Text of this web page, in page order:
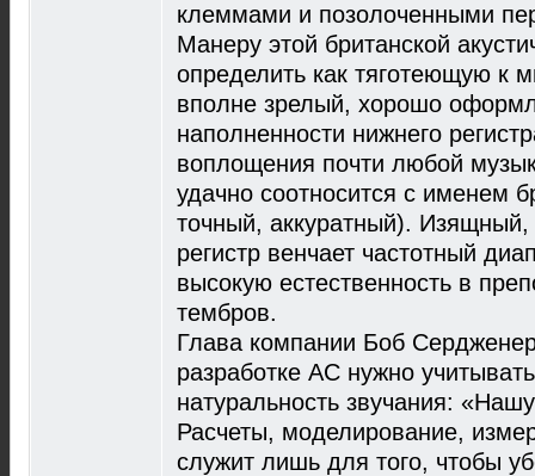
клеммами и позолоченными
Манеру этой британской
определить как тяготеющую к
вполне зрелый, хорошо
наполненности нижнего
воплощения почти любой
удачно соотносится с именем
точный, аккуратный).
регистр венчает частотный
высокую естественность в
тембров.
Глава компании Боб
разработке АС нужно
натуральность звучания:
Расчеты, моделирование,
служит лишь для того, чтобы